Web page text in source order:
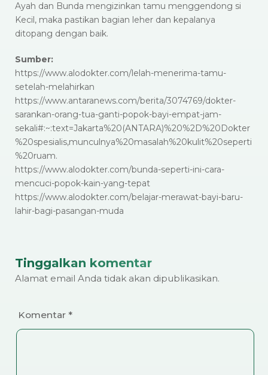
Ayah dan Bunda mengizinkan tamu menggendong si
Kecil, maka pastikan bagian leher dan kepalanya
ditopang dengan baik.
Sumber:
https://www.alodokter.com/lelah-menerima-tamu-
setelah-melahirkan
https://www.antaranews.com/berita/3074769/dokter-
sarankan-orang-tua-ganti-popok-bayi-empat-jam-
sekali#:~:text=Jakarta%20(ANTARA)%20%2D%20Dokter
%20spesialis,munculnya%20masalah%20kulit%20seperti
%20ruam.
https://www.alodokter.com/bunda-seperti-ini-cara-
mencuci-popok-kain-yang-tepat
https://www.alodokter.com/belajar-merawat-bayi-baru-
lahir-bagi-pasangan-muda
Tinggalkan komentar
Alamat email Anda tidak akan dipublikasikan.
Komentar *